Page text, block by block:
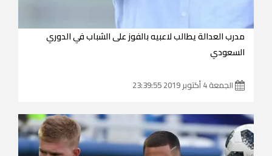
مدرب العدالة يطالب لاعبيه بالفوز على الشباب في الدوري
السعودي
الجمعة 4 أكتوبر 2019 23:39:55